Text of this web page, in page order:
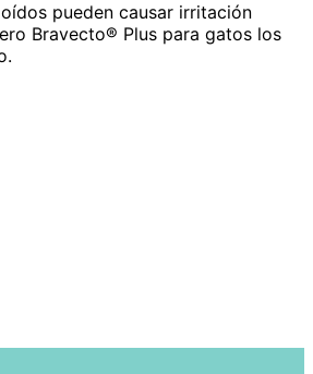
pueden causar irritación
Bravecto® Plus para gatos los